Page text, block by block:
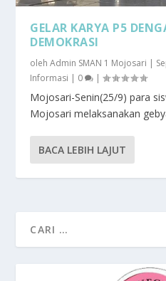
GELAR KARYA P5
DEMOKRASI
olehAdmin SMAN 1 Mojosari |
Informasi | 0 |
Mojosari-Senin(25/9) para
Mojosari melaksanakan
BACA LEBIH LAJUT